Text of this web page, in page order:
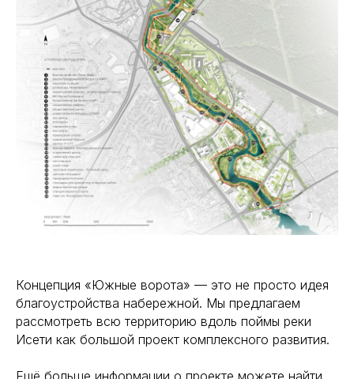
Концепция «Южные ворота» — это не просто идея
благоустройства набережной. Мы предлагаем
рассмотреть всю территорию вдоль поймы реки
Исети как большой проект комплексного развития.
Ещё больше информации о проекте можете найти